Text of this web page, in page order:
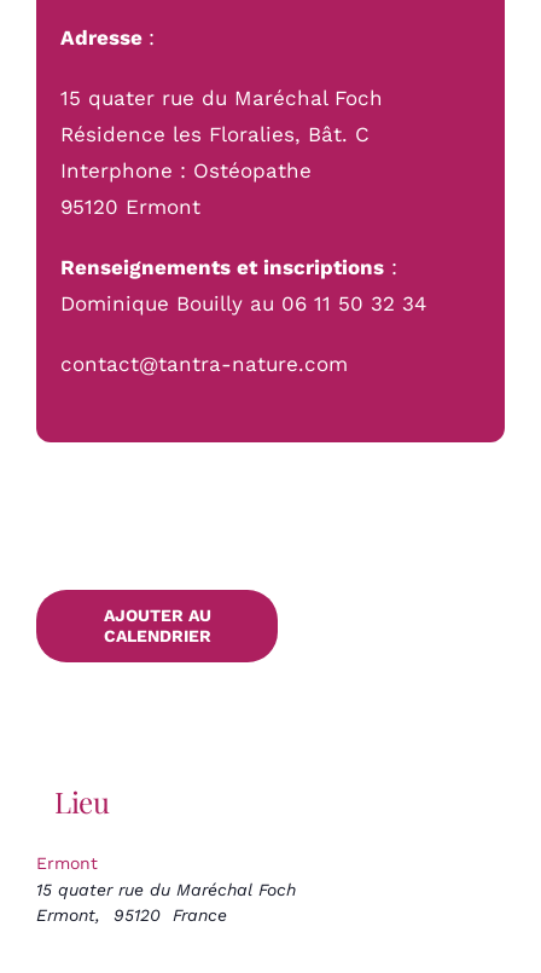
Adresse :
15 quater rue du Maréchal Foch
Résidence les Floralies, Bât. C
Interphone : Ostéopathe
95120 Ermont
Renseignements et inscriptions:
Dominique Bouilly au 06 11 50 32 34
contact@tantra-nature.com
AJOUTER AU
CALENDRIER
Lieu
Ermont
15 quater rue du Maréchal Foch
Ermont, 95120 France